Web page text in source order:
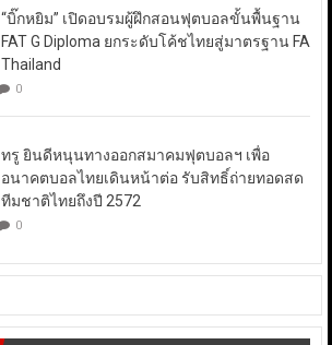
“บิ๊กหยิม” เปิดอบรมผู้ฝึกสอนฟุตบอลขั้นพื้นฐาน
FAT G Diploma ยกระดับโค้ชไทยสู่มาตรฐาน FA
Thailand
0
ทรู ยินดีหนุนทางออกสมาคมฟุตบอลฯ เพื่อ
อนาคตบอลไทยเดินหน้าต่อ รับสิทธิ์ถ่ายทอดสด
ทีมชาติไทยถึงปี 2572
0